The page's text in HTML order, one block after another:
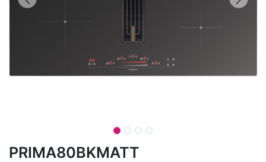
PRIMA80BKMATT